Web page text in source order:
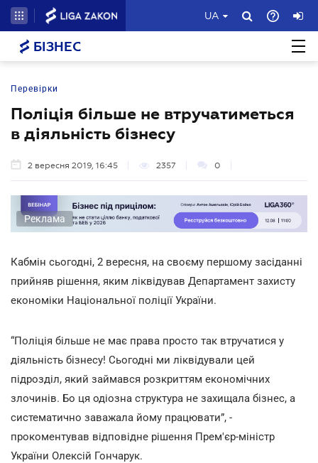
UA
БІЗНЕС
Перевірки
Поліція більше не втручатиметься
в діяльність бізнесу
2 вересня 2019, 16:45 2357 0
Реклама
Кабмін сьогодні, 2 вересня, на своєму першому засіданні
прийняв рішення, яким ліквідував Департамент захисту
економіки Національної поліції України.
“Поліція більше не має права просто так втручатися у
діяльність бізнесу! Сьогодні ми ліквідували цей
підрозділ, який займався розкриттям економічних
злочинів. Бо ця одіозна структура не захищала бізнес, а
систематично заважала йому працювати”, -
прокоментував відповідне рішення Прем'єр-міністр
України Олексій Гончарук.